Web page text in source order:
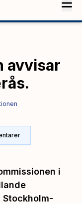
avvisar
i
Stockholm-